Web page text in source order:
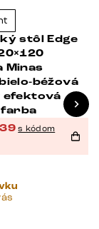
stôl Edge
Minas
béžová
efektová
s kódom